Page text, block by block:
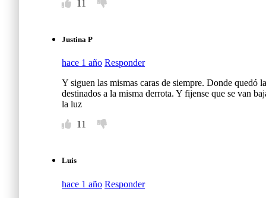
11
Justina P
hace 1 año Responder
Y siguen las mismas caras de siempre. Donde quedó
destinados a la misma derrota. Y fijense que se van
la luz
11
Luis
hace 1 año Responder